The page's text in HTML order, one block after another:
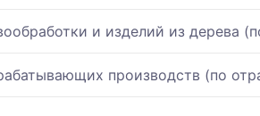
и изделий из дерева
производств (по